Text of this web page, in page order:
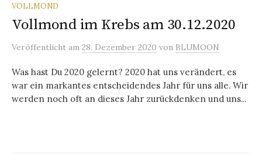
VOLLMOND
Vollmond im Krebs am 30.12.2020
Veröffentlicht am 28. Dezember 2020 von BLUMOON
Was hast Du 2020 gelernt? 2020 hat uns verändert, es
war ein markantes entscheidendes Jahr für uns alle. Wir
werden noch oft an dieses Jahr zurückdenken und uns...